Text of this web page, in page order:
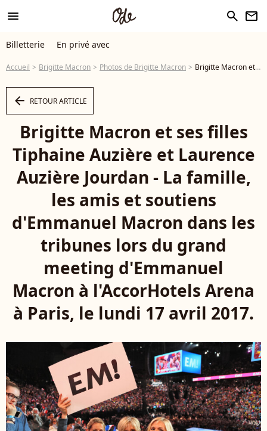
menu search newsletter
Billetterie En privé avec
Accueil Brigitte Macron Photos de Brigitte Macron Brigitte Macron et ses filles Tiphaine Auzière et Laurence Auzière Jourdan - La famille, les amis et soutiens d'Emmanuel Macron dans les tribunes lors du grand meeting d'Emmanuel Macron à l'AccorHotels Arena à Paris, le lundi 17 avril 2017. - Photo
arrow_left RETOUR ARTICLE
Brigitte Macron et ses filles
Tiphaine Auzière et Laurence
Auzière Jourdan - La famille,
les amis et soutiens
d'Emmanuel Macron dans les
tribunes lors du grand
meeting d'Emmanuel
Macron à l'AccorHotels Arena
à Paris, le lundi 17 avril 2017.